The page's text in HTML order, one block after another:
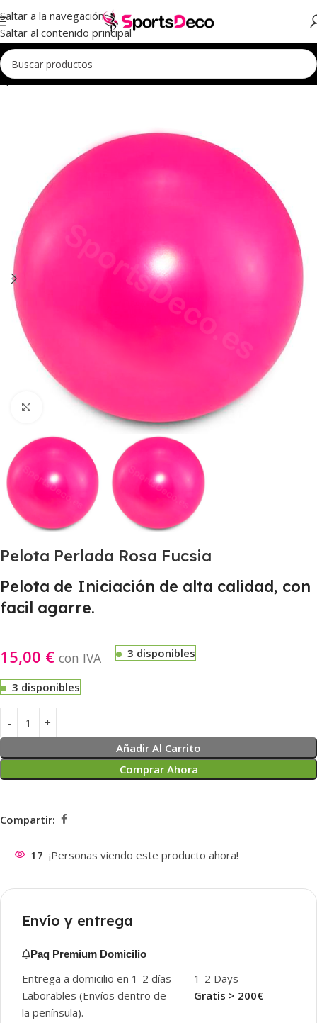
Saltar a la navegación
Saltar al contenido principal
Aparatos Pelotas Pelotas Iniciación Pelotas Iniciación Perladas
Haga clic para ampliar
Pelota Perlada Rosa Fucsia
Pelota de Iniciación de alta calidad, con
facil agarre.
15,00 € con IVA 3 disponibles
3 disponibles
Añadir Al Carrito
Comprar Ahora
Compartir:
17 ¡Personas viendo este producto ahora!
Envío y entrega
Paq Premium Domicilio
Entrega a domicilio en 1-2 días
Laborables (Envíos dentro de
la península).
1-2 Days
Gratis > 200€